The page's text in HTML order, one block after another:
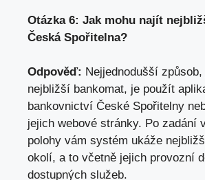
Otázka 6: Jak mohu najít
⁤Česká Spořitelna?
Odpověď: Nejjednodušší způsob,⁢
nejbližší⁤ bankomat, je použít
bankovnictví České Spořitelny
jejich webové ‌stránky. Po zadání
polohy vám systém ukáže‌
okolí, a to včetně jejich ​provozní
dostupných služeb.